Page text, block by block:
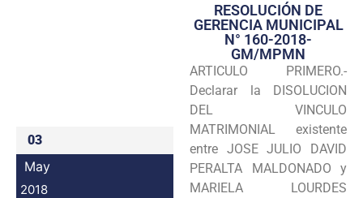
Transparencia
Seguridad
Programas
Intranet
03
May
2018
RESOLUCIÓN DE
GERENCIA MUNICIPAL
N° 160-2018-
GM/MPMN
ARTICULO PRIMERO.-
Declarar la DISOLUCION
DEL VINCULO
MATRIMONIAL existente
entre JOSE JULIO DAVID
PERALTA MALDONADO y
MARIELA LOURDES